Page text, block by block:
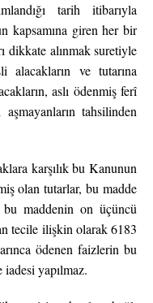
tarih itibarıyla
kapsamına giren her bir
dikkate alınmak suretiyle
alacakların ve tutarına
aslı ödenmiş ferî
tahsilinden
karşılık bu Kanunun
olan tutarlar, bu madde
maddenin on üçüncü
tecile ilişkin olarak 6183
ödenen faizlerin bu
yapılmaz.